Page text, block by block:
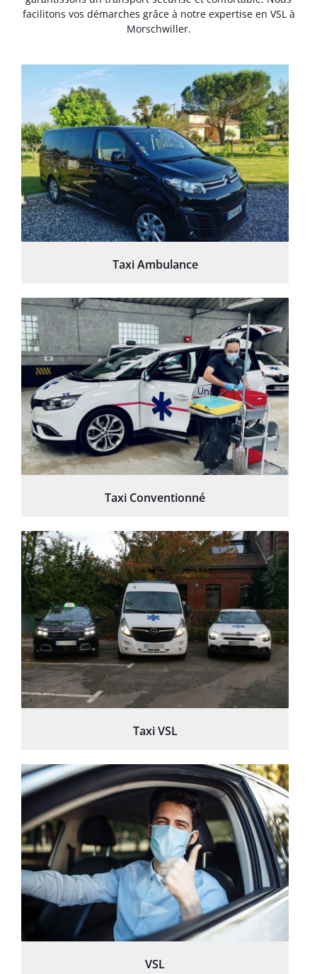
facilitons vos démarches grâce à notre expertise en VSL à
Morschwiller.
Taxi Ambulance
Taxi Conventionné
Taxi VSL
VSL